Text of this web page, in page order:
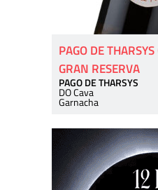
PAGO DE
GRAN RESERVA
PAGO DE THARSYS
DO Cava
Garnacha